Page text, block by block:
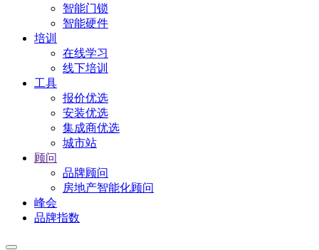
智能门锁
智能硬件
培训
在线学习
线下培训
工具
报价优选
安装优选
集成商优选
城市站
顾问
品牌顾问
房地产智能化顾问
峰会
品牌指数